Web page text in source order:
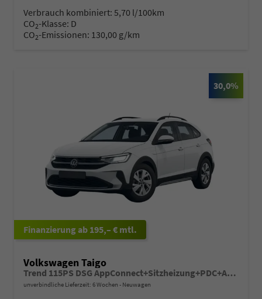
Verbrauch kombiniert: 5,70 l/100km
CO2-Klasse: D
CO2-Emissionen: 130,00 g/km
30,0%
ab 195,– € mtl.
Volkswagen Taigo
Trend 115PS DSG AppConnect+Sitzheizung+PDC+Alu16+LED+DAB+FrontAssist
unverbindliche Lieferzeit: 6 Wochen Neuwagen